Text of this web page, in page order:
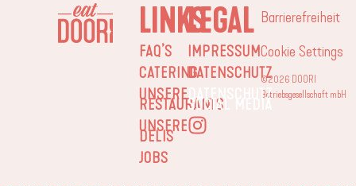
LINKS
FAQ’S
CATERING
UNSERE
RESTAURANTS
UNSERE
DELIS
JOBS
LEGAL
IMPRESSUM
DATENSCHUTZ
DATENSCHUTZ
SOCIAL MEDIA
Barrierefreiheit
Cookie Settings
©2026 DOORI
Betriebsgesellschaft mbH